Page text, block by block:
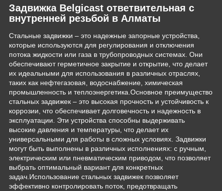
Задвижка Belgicast ответвительная с
внутренней резьбой в Алматы
Стальные задвижки – это надежные запорные устройства,
которые используются для регулирования и отключения
потока жидкости или газа в трубопроводных системах. Они
обеспечивают герметичное закрытие и открытие, что делает
их идеальными для использования в различных отраслях,
таких как нефтегазовая, водоснабжение, химическая
промышленность и теплоэнергетика.Основное преимущество
стальных задвижек – это высокая прочность и устойчивость к
коррозии, что обеспечивает долговечность и надежность в
эксплуатации. Эти устройства способны выдерживать
высокие давления и температуры, что делает их
универсальными для работы в сложных условиях. Задвижки
могут быть выполнены в различных исполнениях: с ручным,
электрическим или пневматическим приводом, что позволяет
выбрать оптимальный вариант для конкретных
задач.Использование стальных задвижек позволяет
эффективно контролировать поток, предотвращать